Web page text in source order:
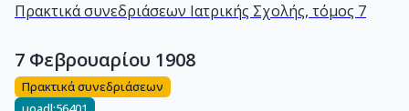
Πρακτικά συνεδριάσεων Ιατρικής Σχολής, τόμος 7
7 Φεβρουαρίου 1908
Πρακτικά συνεδριάσεων